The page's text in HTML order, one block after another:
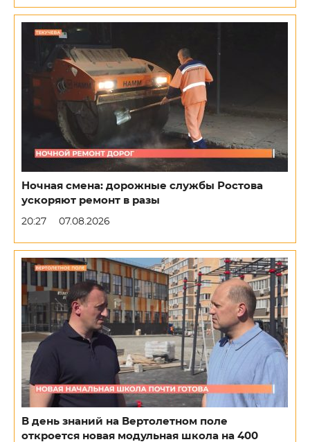
Ночная смена: дорожные службы Ростова
ускоряют ремонт в разы
20:27 07.08.2026
В день знаний на Вертолетном поле
откроется новая модульная школа на 400